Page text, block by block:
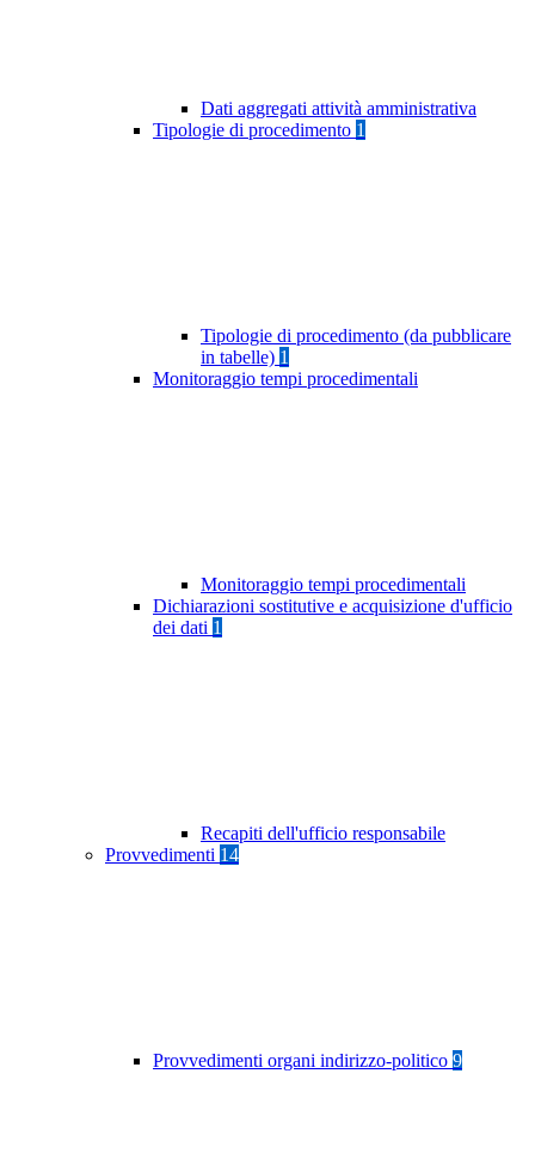
Dati aggregati attività amministrativa
Tipologie di procedimento 1
Tipologie di procedimento (da pubblicare
in tabelle) 1
Monitoraggio tempi procedimentali
Monitoraggio tempi procedimentali
Dichiarazioni sostitutive e acquisizione d'ufficio
dei dati 1
Recapiti dell'ufficio responsabile
Provvedimenti 14
Provvedimenti organi indirizzo-politico 9